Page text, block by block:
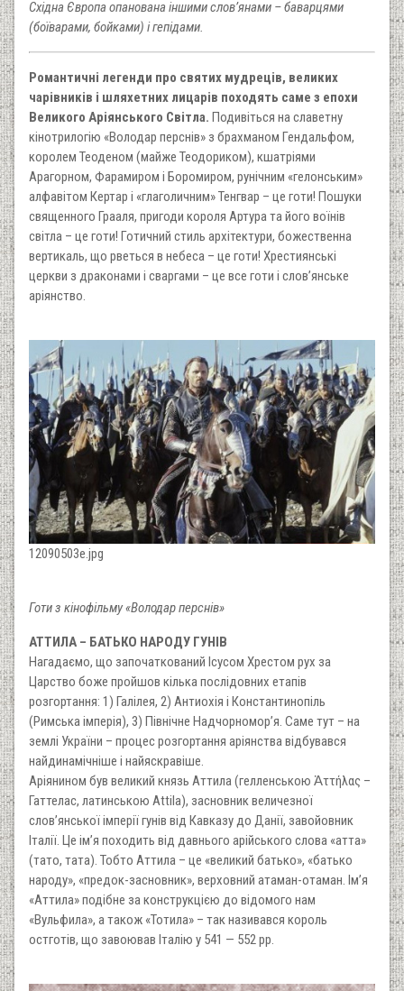
Східна Європа опанована іншими слов’янами – баварцями
(боїварами, бойками) і гепідами.
Романтичні легенди про святих мудреців, великих
чарівників і шляхетних лицарів походять саме з епохи
Великого Аріянського Світла. Подивіться на славетну
кінотрилогію «Володар перснів» з брахманом Гендальфом,
королем Теоденом (майже Теодориком), кшатріями
Арагорном, Фарамиром і Боромиром, рунічним «гелонським»
алфавітом Кертар і «глаголичним» Тенгвар – це готи! Пошуки
священного Грааля, пригоди короля Артура та його воїнів
світла – це готи! Готичний стиль архітектури, божественна
вертикаль, що рветься в небеса – це готи! Хрестиянські
церкви з драконами і сваргами – це все готи і слов’янське
аріянство.
12090503e.jpg
Готи з кінофільму «Володар перснів»
АТТИЛА – БАТЬКО НАРОДУ ГУНІВ
Нагадаємо, що започаткований Ісусом Хрестом рух за
Царство боже пройшов кілька послідовних етапів
розгортання: 1) Галілея, 2) Антиохія і Константинопіль
(Римська імперія), 3) Північне Надчорномор’я. Саме тут – на
землі України – процес розгортання аріянства відбувався
найдинамічніше і найяскравіше.
Аріянином був великий князь Аттила (гелленською Ἀττήλας –
Гаттелас, латинською Attila), засновник величезної
слов’янської імперії гунів від Кавказу до Данії, завойовник
Італії. Це ім’я походить від давнього арійського слова «атта»
(тато, тата). Тобто Аттила – це «великий батько», «батько
народу», «предок-засновник», верховний атаман-отаман. Ім’я
«Аттила» подібне за конструкцією до відомого нам
«Вульфила», а також «Тотила» – так називався король
остготів, що завоював Італію у 541 — 552 рр.